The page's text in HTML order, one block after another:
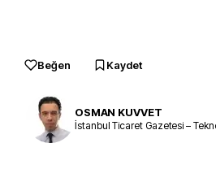
Beğen Kaydet
OSMAN KUVVET
İstanbul Ticaret Gazetesi –